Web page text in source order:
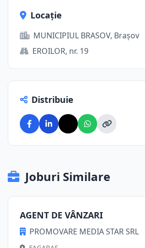
Locație
MUNICIPIUL BRASOV, Brașov
EROILOR, nr. 19
Distribuie
Joburi Similare
AGENT DE VÂNZARI
PROMOVARE MEDIA STAR SRL